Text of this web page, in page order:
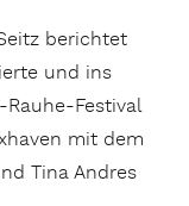
berichtet
und ins
Festival
mit dem
Tina Andres